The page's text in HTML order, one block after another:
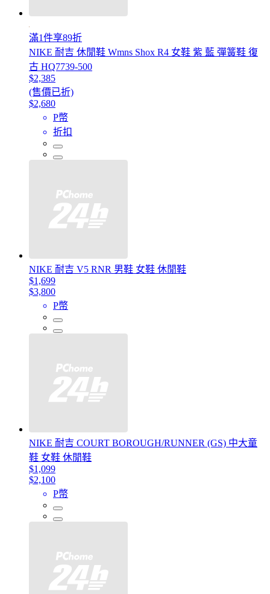
滿1件享89折
NIKE 耐吉 休閒鞋 Wmns Shox R4 女鞋 紫 藍 彈簧鞋 復
古 HQ7739-500
$2,385
(售價已折)
$2,680
P幣
折扣
NIKE 耐吉 V5 RNR 男鞋 女鞋 休閒鞋
$1,699
$3,800
P幣
NIKE 耐吉 COURT BOROUGH/RUNNER (GS) 中大童
鞋 女鞋 休閒鞋
$1,099
$2,100
P幣